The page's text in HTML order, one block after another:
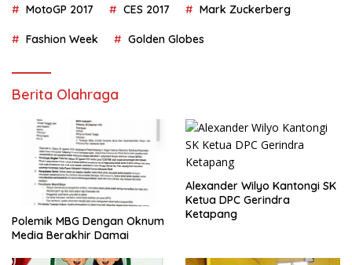
MotoGP 2017 CES 2017 Mark Zuckerberg
Fashion Week Golden Globes
Berita Olahraga
Polemik MBG Dengan Oknum
Media Berakhir Damai
Alexander Wilyo Kantongi SK
Ketua DPC Gerindra
Ketapang